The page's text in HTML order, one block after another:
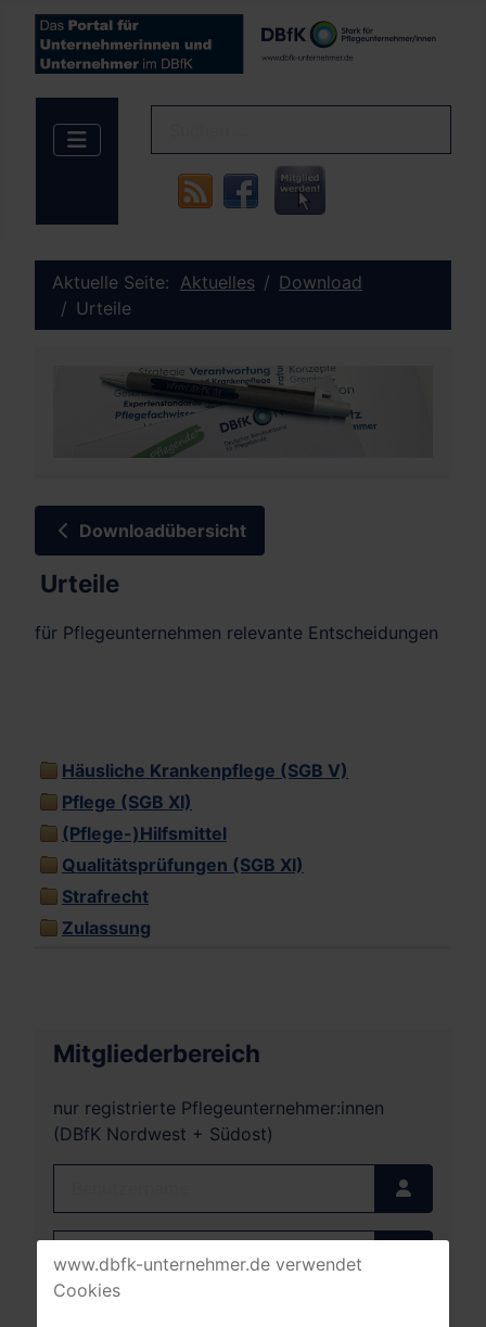
Aktuelle Seite: Aktuelles
Download
Urteile
Downloadübersicht
Urteile
für Pflegeunternehmen relevante Entscheidungen
Häusliche Krankenpflege (SGB V)
Pflege (SGB XI)
(Pflege-)Hilfsmittel
Qualitätsprüfungen (SGB XI)
Strafrecht
Zulassung
Mitgliederbereich
nur registrierte Pflegeunternehmer:innen
(DBfK Nordwest + Südost)
Passwort
www.dbfk-unternehmer.de verwendet
Cookies